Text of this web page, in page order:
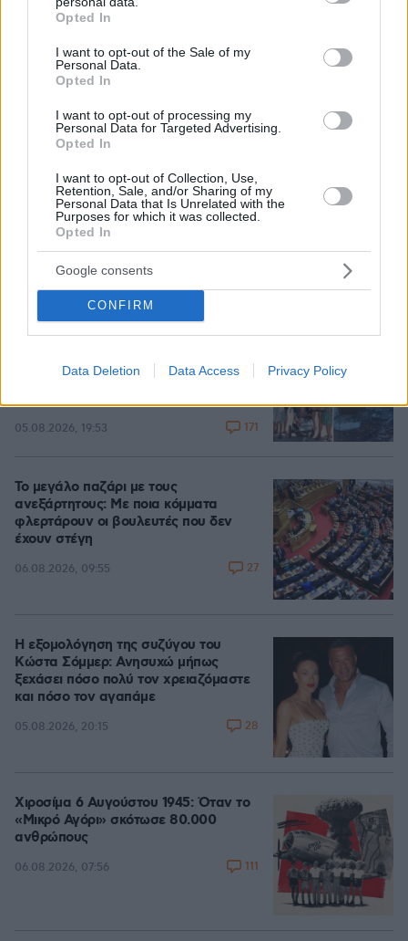
grant or deny consent to Google and its third-party tags to
use your data for below specified purposes in below Google
consent section.
Opted In
I want to opt-out of the Sale of my
Personal Data.
Opted In
I want to opt-out of processing my
Personal Data for Targeted Advertising.
Opted In
I want to opt-out of Collection, Use,
Retention, Sale, and/or Sharing of my
Personal Data that Is Unrelated with the
Purposes for which it was collected.
Opted In
Google consents
CONFIRM
Data Deletion Data Access Privacy Policy
«Τα παιδιά έχουν μια μικρή ίωση»: Το τελευταίο
μήνυμα της μητέρας στον πρώην σύζυγό της πριν
δολοφονήσει τα τέσσερα παιδιά τους
06.08.2026, 04:44
αγοράσουν σπίτι στην Αιγιάλεια,
καταστράφηκε από την πυρκαγιά λίγο
05.08.2026, 19:53 171
Το μεγάλο παζάρι με τους
ανεξάρτητους: Με ποια κόμματα
φλερτάρουν οι βουλευτές που δεν
έχουν στέγη
06.08.2026, 09:55 27
Η εξομολόγηση της συζύγου του
Κώστα Σόμμερ: Ανησυχώ μήπως
ξεχάσει πόσο πολύ τον χρειαζόμαστε
και πόσο τον αγαπάμε
05.08.2026, 20:15 28
Χιροσίμα 6 Αυγούστου 1945: Όταν το
«Μικρό Αγόρι» σκότωσε 80.000
ανθρώπους
06.08.2026, 07:56 111